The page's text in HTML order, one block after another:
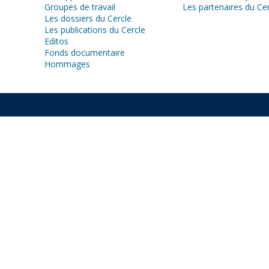
Groupes de travail
Les dossiers du Cercle
Les publications du Cercle
Editos
Fonds documentaire
Hommages
Les partenaires du